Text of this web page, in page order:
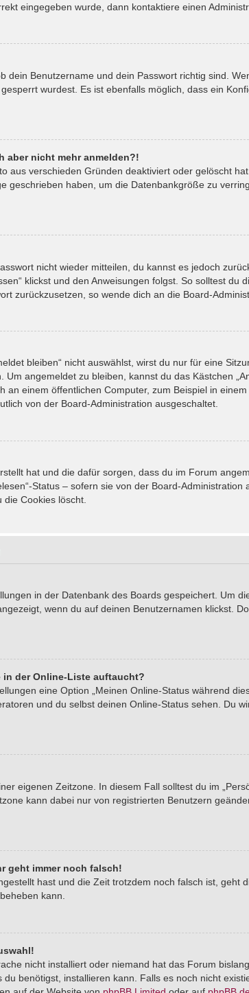
eingegeben wurde, dann kontaktiere einen
dein Benutzername und dein Passwort richtig sind.
wurdest. Es ist ebenfalls möglich, dass ein
aber nicht mehr anmelden?!
aus verschieden Gründen deaktiviert oder gelöscht
geschrieben haben, um die Datenbankgröße zu
nicht wieder mitteilen, du kannst es jedoch
klickst und den Anweisungen folgst. So solltest du
zurückzusetzen, so wende dich an die Board-
bleiben“ nicht auswählst, wirst du nur für eine
angemeldet zu bleiben, kannst du das Kästchen
an einem öffentlichen Computer, zum Beispiel in
von der Board-Administration ausgeschaltet.
hat und die dafür sorgen, dass du im Forum
Status – sofern sie von der Board-
Cookies löscht.
in der Datenbank des Boards gespeichert. Um
wenn du auf deinen Benutzernamen klickst.
in der Online-Liste auftaucht?
eine Option „Meinen Online-Status während
und du selbst deinen Online-Status sehen. Du
eigenen Zeitzone. In diesem Fall solltest du im
kann dabei nur von registrierten Benutzern
geht immer noch falsch!
hast und die Zeit trotzdem noch falsch ist, geht
kann.
nicht installiert oder niemand hat das Forum
benötigst, installieren kann. Falls es noch nicht